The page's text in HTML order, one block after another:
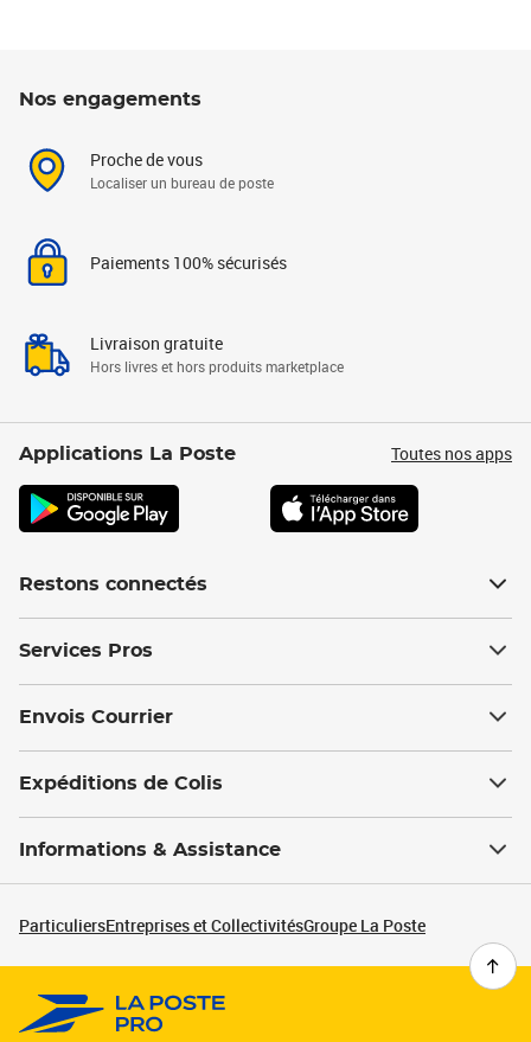
Nos engagements
Proche de vous
Localiser un bureau de poste
Paiements 100% sécurisés
Livraison gratuite
Hors livres et hors produits marketplace
Applications La Poste Toutes nos apps
Restons connectés
Services Pros
Envois Courrier
Expéditions de Colis
Informations & Assistance
ParticuliersEntreprises et CollectivitésGroupe La Poste